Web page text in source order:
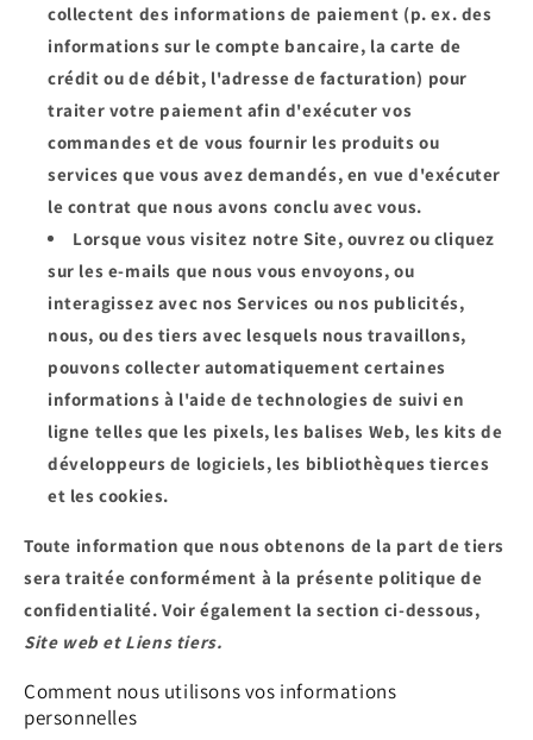
collectent des informations de paiement (p. ex. des
informations sur le compte bancaire, la carte de
crédit ou de débit, l'adresse de facturation) pour
traiter votre paiement afin d'exécuter vos
commandes et de vous fournir les produits ou
services que vous avez demandés, en vue d'exécuter
le contrat que nous avons conclu avec vous.
Lorsque vous visitez notre Site, ouvrez ou cliquez
sur les e-mails que nous vous envoyons, ou
interagissez avec nos Services ou nos publicités,
nous, ou des tiers avec lesquels nous travaillons,
pouvons collecter automatiquement certaines
informations à l'aide de technologies de suivi en
ligne telles que les pixels, les balises Web, les kits de
développeurs de logiciels, les bibliothèques tierces
et les cookies.
Toute information que nous obtenons de la part de tiers
sera traitée conformément à la présente politique de
confidentialité. Voir également la section ci-dessous,
Site web et Liens tiers.
Comment nous utilisons vos informations
personnelles